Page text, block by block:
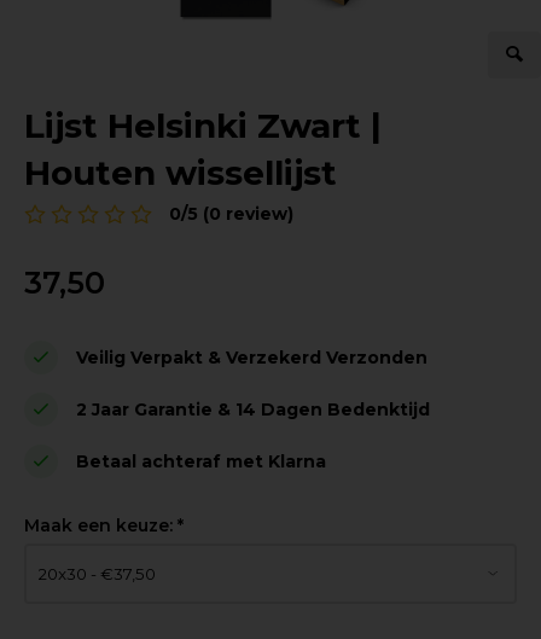
Lijst Helsinki Zwart |
Houten wissellijst
0/5 (0 review)
37,50
Veilig Verpakt & Verzekerd Verzonden
2 Jaar Garantie & 14 Dagen Bedenktijd
Betaal achteraf met Klarna
Maak een keuze: *